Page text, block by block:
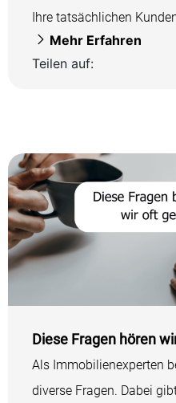
Ihre tatsächlichen
Testimonials sollten...
Mehr Erfahren
Teilen auf:
Diese Fragen hören
Als Immobilienexperten
diverse Fragen. Dabei